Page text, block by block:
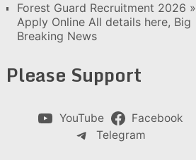
Forest Guard Recruitment 2026 »
Apply Online All details here, Big
Breaking News
Please Support
YouTube
Facebook
Telegram